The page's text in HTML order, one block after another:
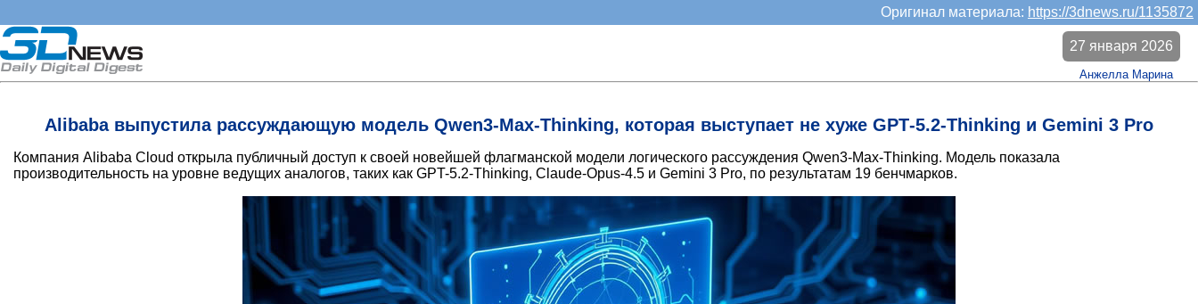
Оригинал материала: https://3dnews.ru/1135872
Alibaba выпустила рассуждающую модель Qwen3-Max-Thinking, которая выступает не хуже GPT‑5.2‑Thinking и Gemini 3 Pro
27 января 2026
Анжелла Марина
Компания Alibaba Cloud открыла публичный доступ к своей новейшей флагманской модели логического рассуждения Qwen3-Max-Thinking. Модель показала
производительность на уровне ведущих аналогов, таких как GPT-5.2-Thinking, Claude-Opus-4.5 и Gemini 3 Pro, по результатам 19 бенчмарков.